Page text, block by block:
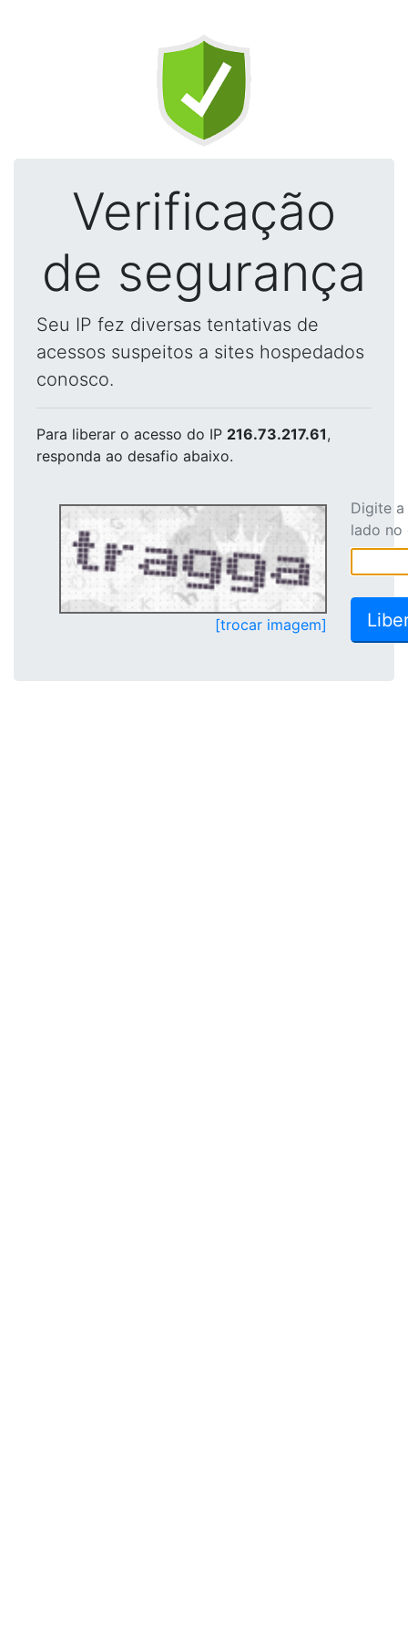
Verificação
de segurança
Seu IP fez diversas tentativas de
acessos suspeitos a sites hospedados
conosco.
Para liberar o acesso do IP 216.73.217.61,
responda ao desafio abaixo.
[trocar imagem]
Digite
lado no